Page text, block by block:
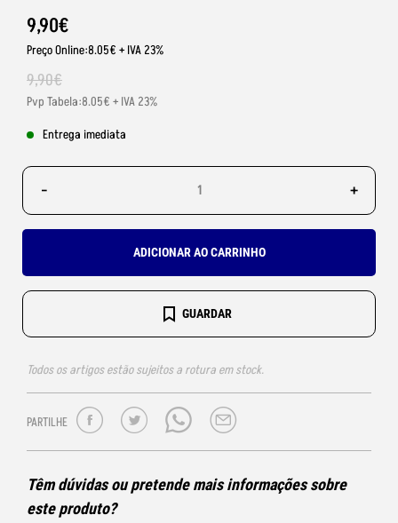
9,90€
Preço Online:8.05€ + IVA 23%
9,90€
Pvp Tabela:8.05€ + IVA 23%
Entrega imediata
- +
ADICIONAR AO CARRINHO
GUARDAR
Todos os artigos estão sujeitos a rotura em stock.
PARTILHE
Têm dúvidas ou pretende mais informações sobre
este produto?